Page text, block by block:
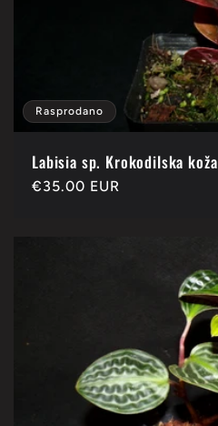
Rasprodano
Labisia sp. Krokodilska koža
Redovna
€35.00 EUR